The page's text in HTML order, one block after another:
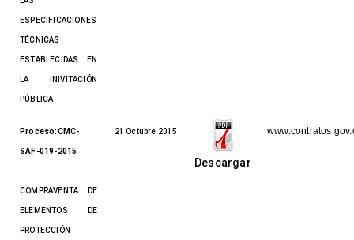
ESPECIFICACIONES
TÉCNICAS
ESTABLECIDAS EN
LA INIVITACIÓN
PÚBLICA
Proceso:CMC-
SAF-019-2015
COMPRAVENTA DE
ELEMENTOS DE
PROTECCIÓN
21 Octubre 2015
Descargar